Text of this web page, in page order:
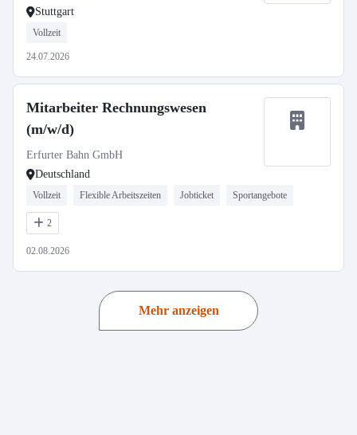
Stuttgart
Vollzeit
24.07.2026
Mitarbeiter Rechnungswesen
(m/w/d)
Erfurter Bahn GmbH
Deutschland
Vollzeit Flexible Arbeitszeiten Jobticket Sportangebote
2
02.08.2026
Mehr anzeigen